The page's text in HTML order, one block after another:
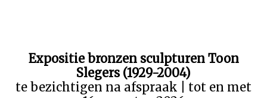
Expositie bronzen sculpturen Toon
Slegers (1929-2004)
te bezichtigen na afspraak | tot en met